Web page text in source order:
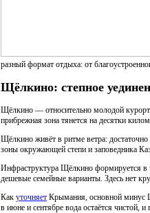
разный формат отдыха: от
Щёлкино: степное
Щёлкино — относительно молодой
прибрежная зона тянется на десятки
Щёлкино живёт в ритме ветра:
зоны окружающей степи и заповедника
Инфраструктура Щёлкино формируется в
дешевые семейные варианты. Здесь нет
Как уточняет Крымания, основной минус
в июне и сентябре вода остаётся чистой,